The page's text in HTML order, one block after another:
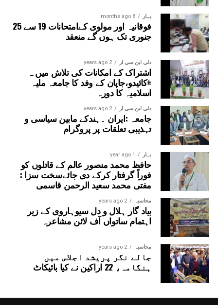
بہار 8 months ago
فوقانیہ اور مولوی کےامتحانات 19 سے 25
جنوری تک ہوں گے منعقد
دلی این سی آر 2 years ago
اشتراک کے امکانات کی تلاش میں ہ
±کائیدو،جاپان کے وفد کا جامعہ ملیہ
اسلامیہ کا دورہ
دلی این سی آر 2 years ago
جامعہ :ایران ۔ہندکے مابین سیاسی و
تہذیبی تعلقات پر پروگرام
بہار 1 year ago
حافظ محمد منصور عالم کے قاتلوں کو
فوراً گرفتار کرکے دی جائےسخت سزا :
مفتی محمد سعید الرحمن قاسمی
محاسبہ 2 years ago
بیاد گار ہلال و دل سیوہاروی کے زیر
اہتمام ساتواں آف لائن مشاعرہ
محاسبہ 2 years ago
جالے نگر پریشد اجلاس میں
ہنگامہ، 22 اراکین نے کیا بائیکاٹ